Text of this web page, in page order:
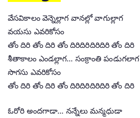
వేసవికాలం వెన్నెల్లాగ వానల్లో వాగుల్లాగ
వయసు ఎవరికోసం
తోం దిరి తోం దిరి తోం దిరిదిరిదిరిదిరి తోం దిరి
శీతాకాలం ఎండల్లాగ… సంక్రాంతి పండుగలాగ
సొగసు ఎవరికోసం
తోం దిరి తోం దిరి తోం దిరిదిరిదిరిదిరి తోం దిరి
ఓరోరి అందగాడా… నన్నేలు మన్మధుడా